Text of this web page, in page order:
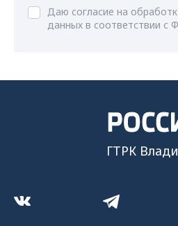
Даю согласие на
данных в соответствии с
ГТРК